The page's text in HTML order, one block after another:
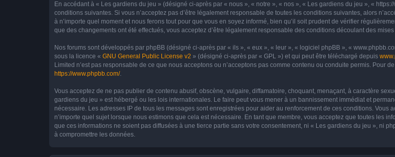
En accédant à « Les gardiens du jeu » (désigné ci-après par « nous », « notre », « nos », « Les gardiens du jeu », «
conditions suivantes. Si vous n’acceptez pas d’être légalement responsable de toutes les conditions suivantes, alors
à n’importe quel moment et nous ferons tout pour que vous en soyez informé, bien qu’il soit prudent de vérifier
que des changements ont été effectués, vous acceptez d’être légalement responsable des conditions découlant des
Nos forums sont développés par phpBB (désigné ci-après par « ils », « eux », « leur », « logiciel phpBB », «
sous la licence « GNU General Public License v2 » (désigné ci-après par « GPL ») et qui peut être téléchargé depuis
Limited n’est pas responsable de ce que nous acceptons ou n’acceptons pas comme contenu ou conduite permis. Pour
https://www.phpbb.com/.
Vous acceptez de ne pas publier de contenu abusif, obscène, vulgaire, diffamatoire, choquant, menaçant, à caractère
gardiens du jeu » est hébergé ou les lois internationales. Le faire peut vous mener à un bannissement immédiat et
nécessaire. Les adresses IP de tous les messages sont enregistrées pour aider au renforcement de ces conditions.
n’importe quel sujet lorsque nous estimons que cela est nécessaire. En tant que membre, vous acceptez que toutes les
que ces informations ne soient pas diffusées à une tierce partie sans votre consentement, ni « Les gardiens du jeu », ni
à compromettre les données.